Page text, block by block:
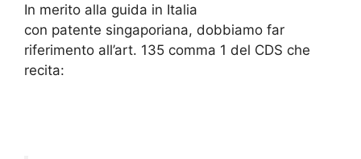
In merito alla guida in Italia
con patente singaporiana, dobbiamo far
riferimento all’art. 135 comma 1 del CDS che
recita: